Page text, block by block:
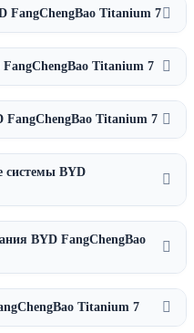
FangChengBao Titanium 7
Titanium 7
Titanium 7
системы BYD
BYD FangChengBao
Titanium 7